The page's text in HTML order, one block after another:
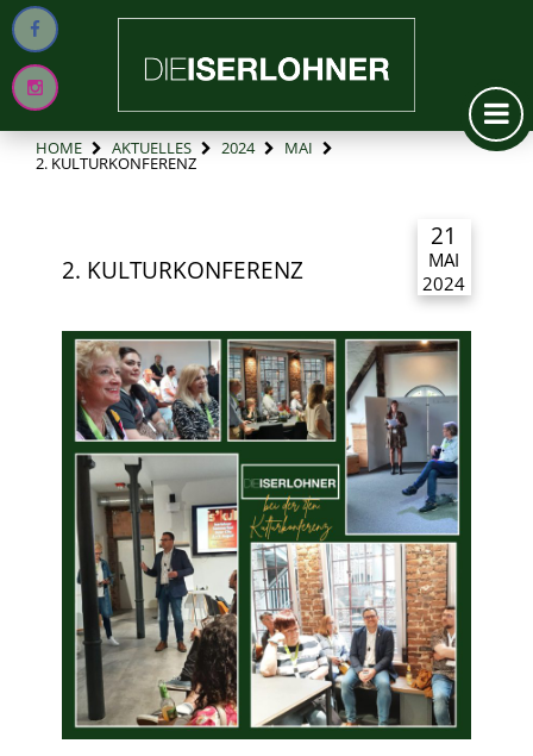
HOME AKTUELLES 2024 MAI
2. KULTURKONFERENZ
21
MAI
2024
2. KULTURKONFERENZ